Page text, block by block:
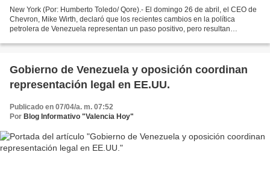
New York (Por: Humberto Toledo/ Qore).- El domingo 26 de abril, el CEO de
Chevron, Mike Wirth, declaró que los recientes cambios en la política
petrolera de Venezuela representan un paso positivo, pero resultan
Gobierno de Venezuela y oposición coordinan
representación legal en EE.UU.
Publicado en 07/04/a. m. 07:52
Por Blog Informativo "Valencia Hoy"